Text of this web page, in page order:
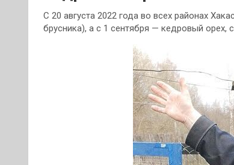
С 20 августа 2022 года во всех районах
брусника), а с 1 сентября — кедровый